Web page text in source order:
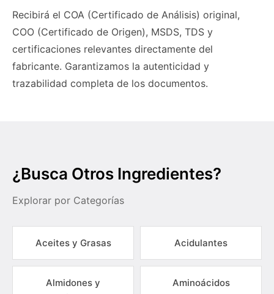
Recibirá el COA (Certificado de Análisis) original,
COO (Certificado de Origen), MSDS, TDS y
certificaciones relevantes directamente del
fabricante. Garantizamos la autenticidad y
trazabilidad completa de los documentos.
¿Busca Otros Ingredientes?
Explorar por Categorías
Aceites y Grasas Acidulantes
Almidones y
Aminoácidos